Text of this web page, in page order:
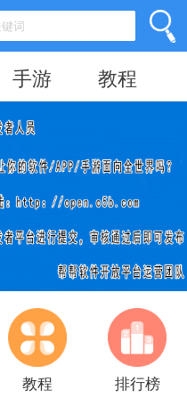
手游 教程
教程 排行榜